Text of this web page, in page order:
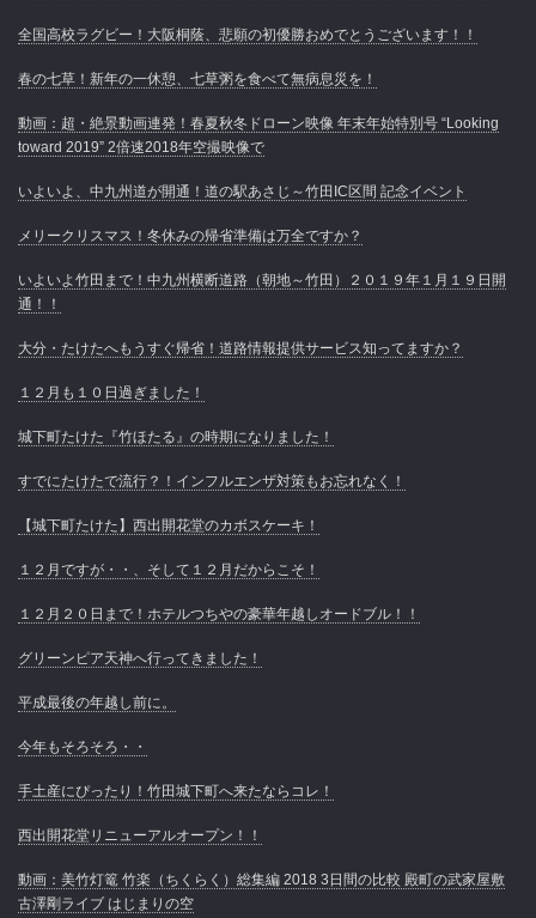
全国高校ラグビー！大阪桐蔭、悲願の初優勝おめでとうございます！！
春の七草！新年の一休憩、七草粥を食べて無病息災を！
動画：超・絶景動画連発！春夏秋冬ドローン映像 年末年始特別号 “Looking
toward 2019” 2倍速2018年空撮映像で
いよいよ、中九州道が開通！道の駅あさじ～竹田IC区間 記念イベント
メリークリスマス！冬休みの帰省準備は万全ですか？
いよいよ竹田まで！中九州横断道路（朝地～竹田）２０１９年１月１９日開
通！！
大分・たけたへもうすぐ帰省！道路情報提供サービス知ってますか？
１２月も１０日過ぎました！
城下町たけた『竹ほたる』の時期になりました！
すでにたけたで流行？！インフルエンザ対策もお忘れなく！
【城下町たけた】西出開花堂のカボスケーキ！
１２月ですが・・、そして１２月だからこそ！
１２月２０日まで！ホテルつちやの豪華年越しオードブル！！
グリーンピア天神へ行ってきました！
平成最後の年越し前に。
今年もそろそろ・・
手土産にぴったり！竹田城下町へ来たならコレ！
西出開花堂リニューアルオープン！！
動画：美竹灯篭 竹楽（ちくらく）総集編 2018 3日間の比較 殿町の武家屋敷
古澤剛ライブ はじまりの空